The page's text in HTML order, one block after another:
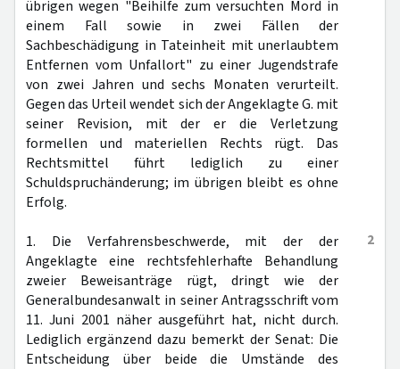
übrigen wegen "Beihilfe zum versuchten Mord in
einem Fall sowie in zwei Fällen der
Sachbeschädigung in Tateinheit mit unerlaubtem
Entfernen vom Unfallort" zu einer Jugendstrafe
von zwei Jahren und sechs Monaten verurteilt.
Gegen das Urteil wendet sich der Angeklagte G. mit
seiner Revision, mit der er die Verletzung
formellen und materiellen Rechts rügt. Das
Rechtsmittel führt lediglich zu einer
Schuldspruchänderung; im übrigen bleibt es ohne
Erfolg.
2
1. Die Verfahrensbeschwerde, mit der der
Angeklagte eine rechtsfehlerhafte Behandlung
zweier Beweisanträge rügt, dringt wie der
Generalbundesanwalt in seiner Antragsschrift vom
11. Juni 2001 näher ausgeführt hat, nicht durch.
Lediglich ergänzend dazu bemerkt der Senat: Die
Entscheidung über beide die Umstände des